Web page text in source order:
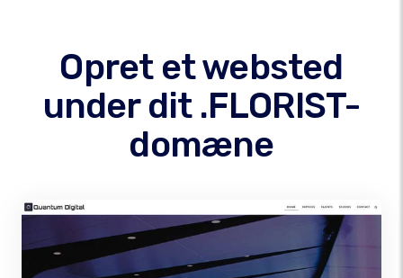
Opret et websted
under dit .FLORIST-
domæne